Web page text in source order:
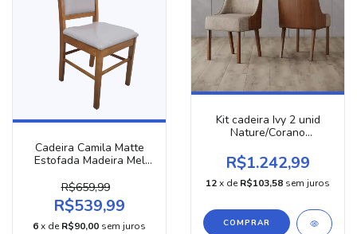
Cadeira Camila Matte
Estofada Madeira Mel
R$659,99
R$539,99
6x de R$90,00 sem juros
Kit cadeira Ivy 2 unid
Nature/Corano
R$1.242,99
12x de R$103,58 sem juros